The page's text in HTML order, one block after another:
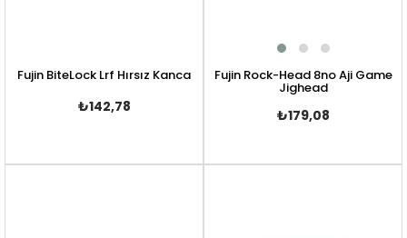
Fujin BiteLock Lrf Hırsız Kanca
₺142,78
Fujin Rock-Head 8no Aji Game
Jighead
₺179,08